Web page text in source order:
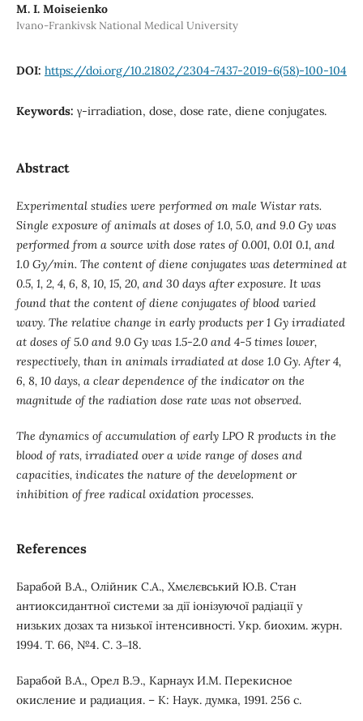
M. I. Moiseienko
Ivano-Frankivsk National Medical University
DOI: https://doi.org/10.21802/2304-7437-2019-6(58)-100-104
Keywords: γ-irradiation, dose, dose rate, diene conjugates.
Abstract
Experimental studies were performed on male Wistar rats.
Single exposure of animals at doses of 1.0, 5.0, and 9.0 Gy was
performed from a source with dose rates of 0.001, 0.01 0.1, and
1.0 Gy/min. The content of diene conjugates was determined at
0.5, 1, 2, 4, 6, 8, 10, 15, 20, and 30 days after exposure. It was
found that the content of diene conjugates of blood varied
wavy. The relative change in early products per 1 Gy irradiated
at doses of 5.0 and 9.0 Gy was 1.5-2.0 and 4-5 times lower,
respectively, than in animals irradiated at dose 1.0 Gy. After 4,
6, 8, 10 days, a clear dependence of the indicator on the
magnitude of the radiation dose rate was not observed.
The dynamics of accumulation of early LPO R products in the
blood of rats, irradiated over a wide range of doses and
capacities, indicates the nature of the development or
inhibition of free radical oxidation processes.
References
Барабой В.А., Олійник С.А., Хмєлєвський Ю.В. Стан
антиоксидантної системи за дії іонізуючої радіації у
низьких дозах та низької інтенсивності. Укр. биохим. журн.
1994. Т. 66, №4. С. 3‒18.
Барабой В.А., Орел В.Э., Карнаух И.М. Перекисное
окисление и радиация. – К: Наук. думка, 1991. 256 с.